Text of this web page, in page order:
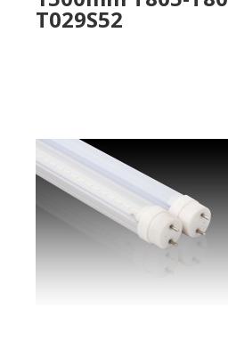
T029S52